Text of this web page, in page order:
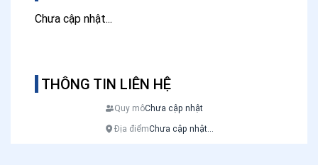
Chưa cập nhật...
THÔNG TIN LIÊN HỆ
Quy môChưa cập nhật
Địa điểmChưa cập nhật...